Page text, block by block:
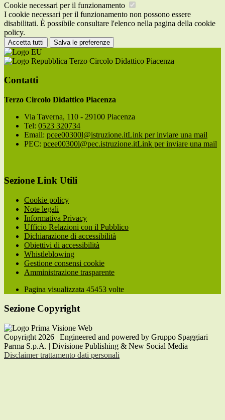
Cookie necessari per il funzionamento
I cookie necessari per il funzionamento non possono essere
disabilitati. È possibile consultare l'elenco nella pagina della cookie
policy.
Accetta tutti Salva le preferenze
Terzo Circolo Didattico Piacenza
Contatti
Terzo Circolo Didattico Piacenza
Via Taverna, 110 - 29100 Piacenza
Tel: 0523 320734
Email: pcee00300l@istruzione.itLink per inviare una mail
PEC: pcee00300l@pec.istruzione.itLink per inviare una mail
Sezione Link Utili
Cookie policy
Note legali
Informativa Privacy
Ufficio Relazioni con il Pubblico
Dichiarazione di accessibilità
Obiettivi di accessibilità
Whistleblowing
Gestione consensi cookie
Amministrazione trasparente
Pagina visualizzata 45453 volte
Sezione Copyright
Copyright 2026 | Engineered and powered by Gruppo Spaggiari
Parma S.p.A. | Divisione Publishing & New Social Media
Disclaimer trattamento dati personali